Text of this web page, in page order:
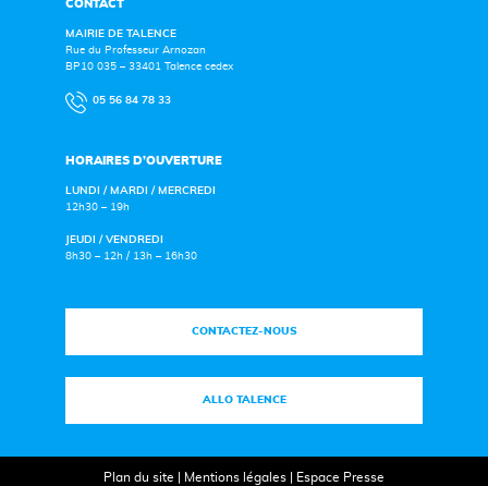
CONTACT
MAIRIE DE TALENCE
Rue du Professeur Arnozan
BP10 035 – 33401 Talence cedex
05 56 84 78 33
HORAIRES D’OUVERTURE
LUNDI / MARDI / MERCREDI
12h30 – 19h
JEUDI / VENDREDI
8h30 – 12h / 13h – 16h30
CONTACTEZ-NOUS
ALLO TALENCE
Plan du site Mentions légales| Espace Presse